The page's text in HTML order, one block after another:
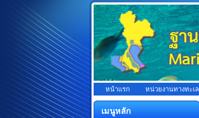
หน้าแรก หน่วยงานทางทะเล
เมนูหลัก